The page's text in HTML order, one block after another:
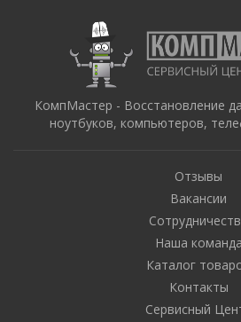
КомпМастер - Восстановление
ноутбуков, компьютеров,
Отзывы
Вакансии
Наша команда
Каталог
Контакты
Сервисный